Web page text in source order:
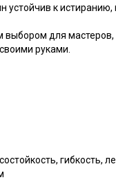
устойчив к
для
руками.
гибкость,